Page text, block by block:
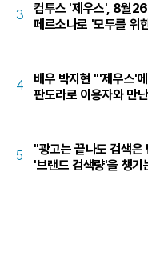
3
컴투스 '제우스', 8월
페르소나로 '모두를 위
4
배우 박지현 "'제우스'
판도라로 이용자와 만
5
"광고는 끝나도 검색
'브랜드 검색량'을 챙기